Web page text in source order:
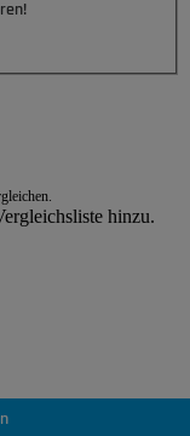
hinzu.